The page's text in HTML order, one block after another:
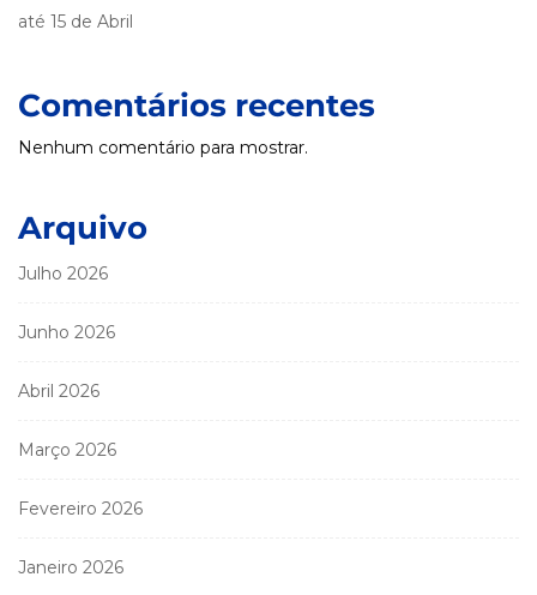
até 15 de Abril
Comentários recentes
Nenhum comentário para mostrar.
Arquivo
Julho 2026
Junho 2026
Abril 2026
Março 2026
Fevereiro 2026
Janeiro 2026